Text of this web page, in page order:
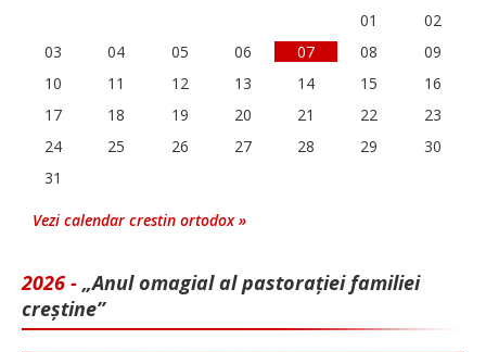
01
02
03
04 05 06 07 08
09
10
11 12 13 14 15
16
17
18 19 20 21 22
23
24
25 26 27 28 29
30
31
Vezi calendar crestin ortodox »
2026 - „Anul omagial al pastorației familiei
creștine”